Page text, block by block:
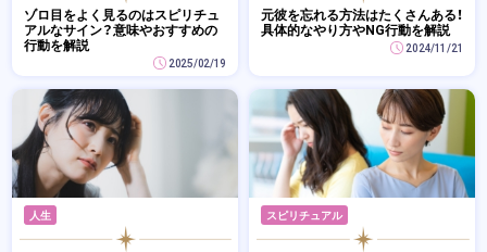
ゾロ目をよく見るのはスピリチュ
アルなサイン？意味やおすすめの
行動を解説
2025/02/19
元彼を忘れる方法はたくさんある！
具体的なやり方やNG行動を解説
2024/11/21
人生 スピリチュアル